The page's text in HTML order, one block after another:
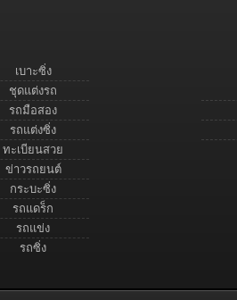
เบาะซิ่ง
ชุดแต่งรถ
รถมือสอง
รถแต่งซิ่ง
ทะเบียนสวย
ข่าวรถยนต์
กระบะซิ่ง
รถแดร็ก
รถแข่ง
รถซิ่ง